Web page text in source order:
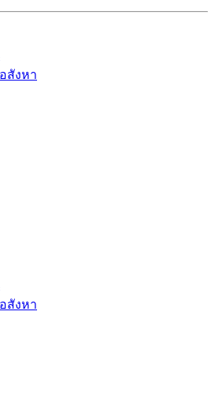
สังหา
สังหา